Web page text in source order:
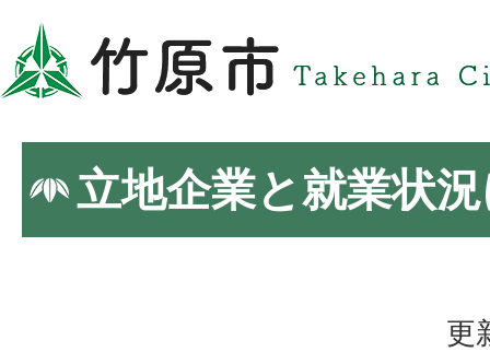
立地企業と就業状
更